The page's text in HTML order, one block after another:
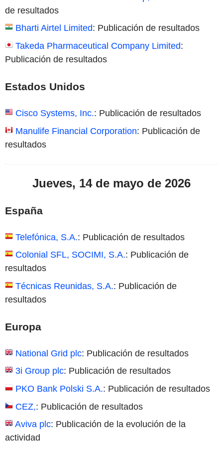
de resultados
Bharti Airtel Limited: Publicación de resultados
Takeda Pharmaceutical Company Limited:
Publicación de resultados
Estados Unidos
Cisco Systems, Inc.: Publicación de resultados
Manulife Financial Corporation: Publicación de
resultados
Jueves, 14 de mayo de 2026
España
Telefónica, S.A.: Publicación de resultados
Colonial SFL, SOCIMI, S.A.: Publicación de
resultados
Técnicas Reunidas, S.A.: Publicación de
resultados
Europa
National Grid plc: Publicación de resultados
3i Group plc: Publicación de resultados
PKO Bank Polski S.A.: Publicación de resultados
CEZ,: Publicación de resultados
Aviva plc: Publicación de la evolución de la
actividad